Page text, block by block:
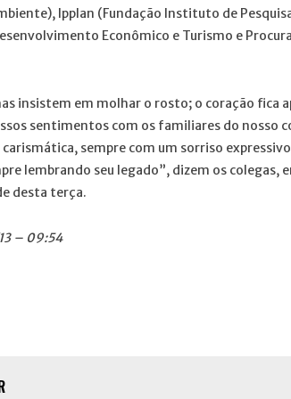
Ipplan (Fundação Instituto de
Econômico e Turismo e
insistem em molhar o rosto; o coração fica
sentimentos com os familiares do nosso
sempre com um sorriso
lembrando seu legado”, dizem os colegas,
desta terça.
– 09:54